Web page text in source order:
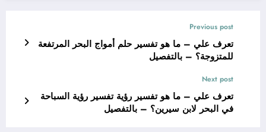
Previous post
تعرف علي – ما هو تفسير حلم أمواج البحر المرتفعة
للمتزوجة؟ – بالتفصيل
Next post
تعرف علي – ما هو تفسير رؤية تفسير رؤية السباحة
في البحر لابن سيرين؟ – بالتفصيل